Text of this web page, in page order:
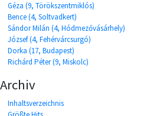
Géza (9, Törökszentmiklós)
Bence (4, Soltvadkert)
Sándor Milán (4, Hódmezővásárhely)
József (4, Fehérvárcsurgó)
Dorka (17, Budapest)
Richárd Péter (9, Miskolc)
Archiv
Inhaltsverzeichnis